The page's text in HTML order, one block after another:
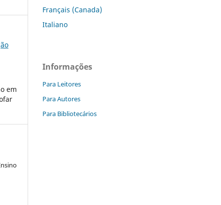
em
Français (Canada)
Italiano
Informações
Para Leitores
Para Autores
Para Bibliotecários